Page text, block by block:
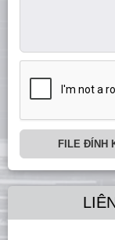
FILE ĐÍNH